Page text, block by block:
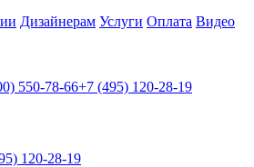
Дизайнерам Услуги Оплата Видео
550-78-66+7 (495) 120-28-19
120-28-19